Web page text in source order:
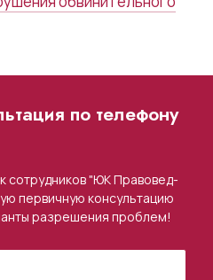
по телефону
сотрудников "ЮК Правовед-
первичную консультацию
разрешения проблем!